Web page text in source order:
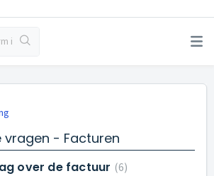
vragen - Facturen
over de factuur 6